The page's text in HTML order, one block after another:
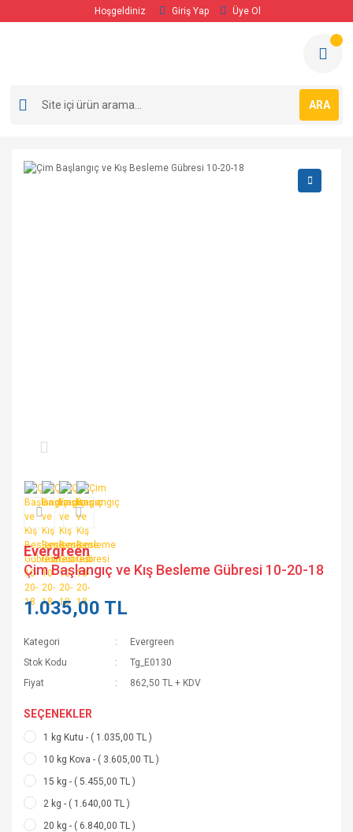
Hoşgeldiniz Giriş Yap Üye Ol
ARA
Evergreen
Çim Başlangıç ve Kış Besleme Gübresi 10-20-18
1.035,00 TL
Kategori
Evergreen
Stok Kodu
Tg_E0130
Fiyat
862,50 TL + KDV
SEÇENEKLER
1 kg Kutu - ( 1.035,00 TL )
10 kg Kova - ( 3.605,00 TL )
15 kg - ( 5.455,00 TL )
2 kg - ( 1.640,00 TL )
20 kg - ( 6.840,00 TL )